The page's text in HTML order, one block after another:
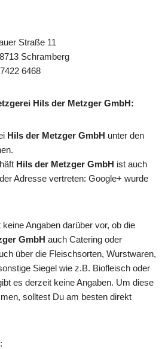
Straße 11
Schramberg
6468
Hils der Metzger GmbH:
Hils der Metzger GmbH unter den
Hils der Metzger GmbH ist auch
Adresse vertreten: Google+ wurde
Angaben darüber vor, ob die
GmbH auch Catering oder
über die Fleischsorten, Wurstwaren,
Siegel wie z.B. Biofleisch oder
es derzeit keine Angaben. Um diese
solltest Du am besten direkt